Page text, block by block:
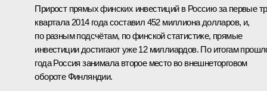
Прирост прямых финских инвестиций в Россию за первые
квартала 2014 года составил 452 миллиона долларов, и,
по разным подсчётам, по финской статистике, прямые
инвестиции достигают уже 12 миллиардов. По итогам
года Россия занимала второе место во внешнеторговом
обороте Финляндии.